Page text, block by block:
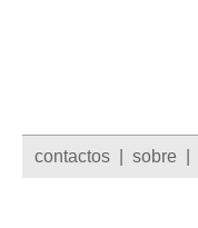
contactos sobre